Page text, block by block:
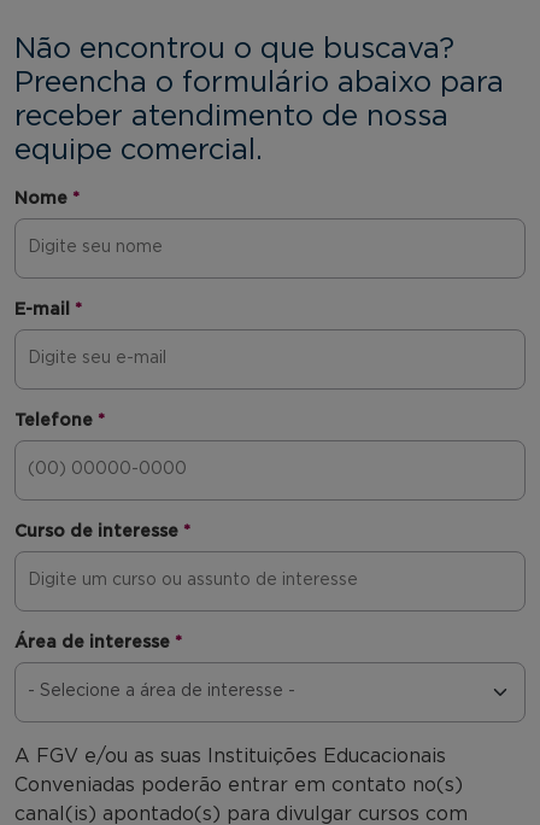
Não encontrou o que buscava?
Preencha o formulário abaixo para
receber atendimento de nossa
equipe comercial.
Nome *
E-mail *
Telefone *
Curso de interesse *
Área de interesse *
A FGV e/ou as suas Instituições Educacionais
Conveniadas poderão entrar em contato no(s)
canal(is) apontado(s) para divulgar cursos com